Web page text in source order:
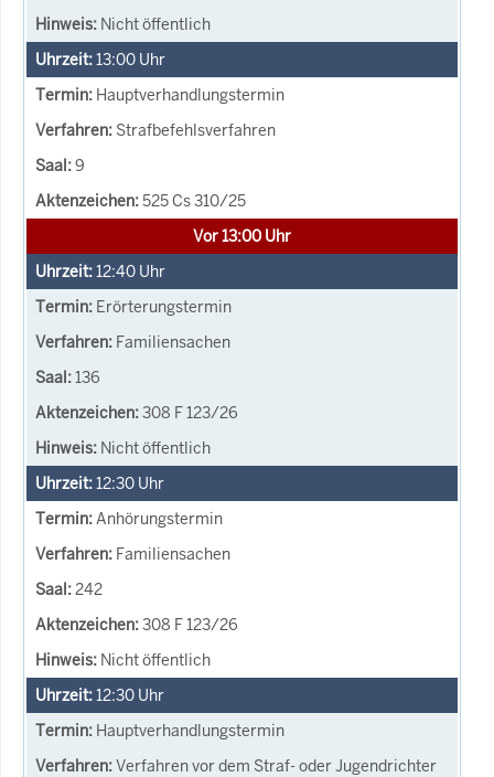
Nicht öffentlich
13:00 Uhr
Hauptverhandlungstermin
Strafbefehlsverfahren
9
525 Cs 310/25
Vor 13:00 Uhr
12:40 Uhr
Erörterungstermin
Familiensachen
136
308 F 123/26
Nicht öffentlich
12:30 Uhr
Anhörungstermin
Familiensachen
242
308 F 123/26
Nicht öffentlich
12:30 Uhr
Hauptverhandlungstermin
Verfahren vor dem Straf- oder Jugendrichter